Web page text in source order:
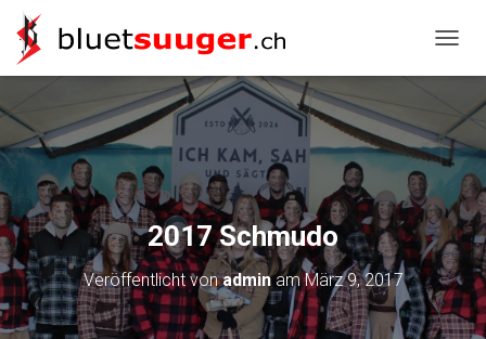
2017 Schmudo
Veröffentlicht vonadminamMärz 9, 2017